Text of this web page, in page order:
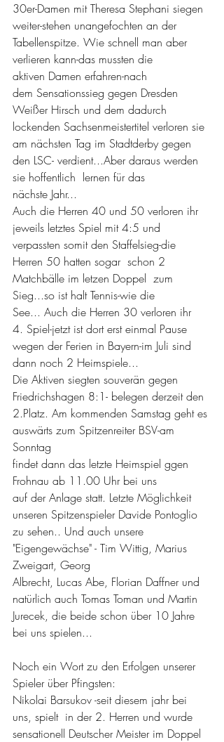
30er-Damen mit Theresa Stephani siegen
weiter-stehen unangefochten an der
Tabellenspitze. Wie schnell man aber
verlieren kann-das mussten die
aktiven Damen erfahren-nach
dem Sensationssieg gegen Dresden
Weißer Hirsch und dem dadurch
lockenden Sachsenmeistertitel verloren sie
am nächsten Tag im Stadtderby gegen
den LSC- verdient...Aber daraus werden
sie hoffentlich  lernen für das
nächste Jahr...
Auch die Herren 40 und 50 verloren ihr
jeweils letztes Spiel mit 4:5 und
verpassten somit den Staffelsieg-die
Herren 50 hatten sogar  schon 2
Matchbälle im letzen Doppel  zum
Sieg...so ist halt Tennis-wie die
See... Auch die Herren 30 verloren ihr
4. Spiel-jetzt ist dort erst einmal Pause
wegen der Ferien in Bayern-im Juli sind
dann noch 2 Heimspiele...
Die Aktiven siegten souverän gegen
Friedrichshagen 8:1- belegen derzeit den
2.Platz. Am kommenden Samstag geht es
auswärts zum Spitzenreiter BSV-am
Sonntag
findet dann das letzte Heimspiel ggen
Frohnau ab 11.00 Uhr bei uns
auf der Anlage statt. Letzte Möglichkeit
unseren Spitzenspieler Davide Pontoglio
zu sehen.. Und auch unsere
"Eigengewächse" - Tim Wittig, Marius
Zweigart, Georg
Albrecht, Lucas Abe, Florian Daffner und
natürlich auch Tomas Toman und Martin
Jurecek, die beide schon über 10 Jahre
bei uns spielen...
Noch ein Wort zu den Erfolgen unserer
Spieler über Pfingsten:
Nikolai Barsukov -seit diesem jahr bei
uns, spielt  in der 2. Herren und wurde
sensationell Deutscher Meister im Doppel